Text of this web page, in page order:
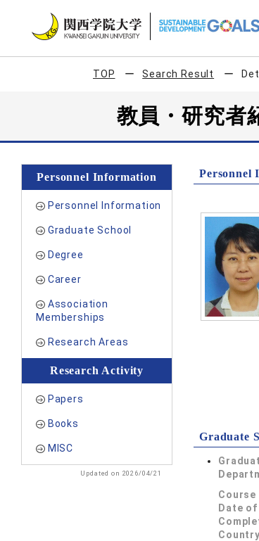
TOP Search Result
教員・研究
Personnel Information
Personnel Information
Graduate School
Degree
Career
Association
Memberships
Research Areas
Research Activity
Papers
Books
MISC
Updated on 2026/04/21
Personnel
Graduate
Course
Date